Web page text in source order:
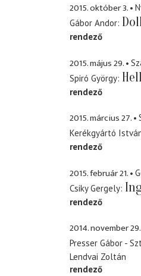
2015. október 3.
Gábor Andor
rendező
2015. május 29.
Spiró György
rendező
2015. március 27.
Kerékgyártó
rendező
2015. február 21.
Csiky Gergely
rendező
2014. november 29.
Presser Gábor -
Lendvai Zoltán
rendező